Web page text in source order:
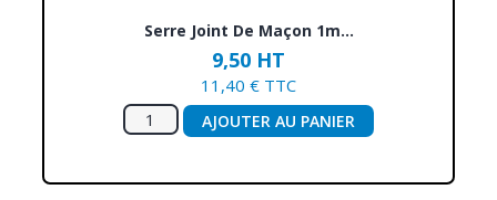
Serre Joint De Maçon 1m...
9,50 HT
11,40 € TTC
AJOUTER AU PANIER